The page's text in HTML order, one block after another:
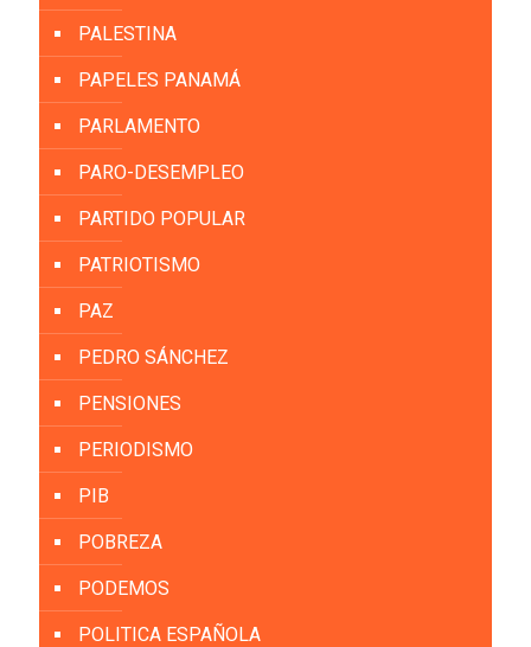
PALESTINA
PAPELES PANAMÁ
PARLAMENTO
PARO-DESEMPLEO
PARTIDO POPULAR
PATRIOTISMO
PAZ
PEDRO SÁNCHEZ
PENSIONES
PERIODISMO
PIB
POBREZA
PODEMOS
POLITICA ESPAÑOLA